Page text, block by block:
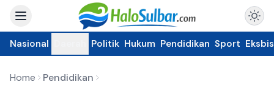
Nasional Politik Hukum Pendidikan Sport Eksbis
Home Pendidikan